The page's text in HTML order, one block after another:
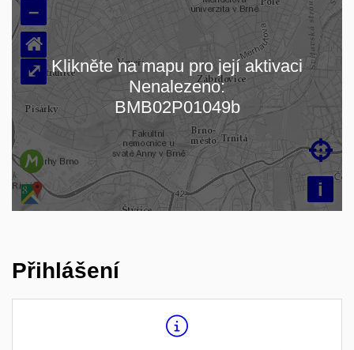
Načítám mapu…
–
i

⌂
⤢ Klikněte na mapu pro její aktivaci
Nenalezeno:
BMB02P01049b
Přihlášení